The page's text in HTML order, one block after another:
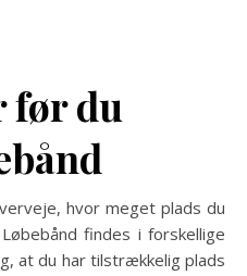
før du
hvor meget plads du
findes i forskellige
at du har tilstrækkelig plads